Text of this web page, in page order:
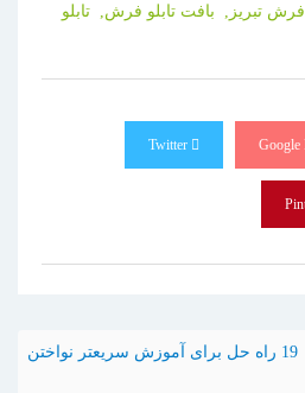
فرش تبریز, بافت تابلو فرش,
تابلو
19 راه حل برای آموزش سریعتر نواختن